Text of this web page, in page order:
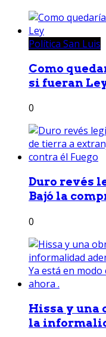
Política San Luis
Como
si fueran
0
Duro revés
Bajó la
0
Hissa y una
la